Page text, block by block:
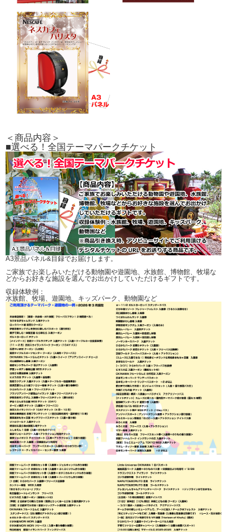
＜商品内容＞
■選べる！全国テーマパークチケット
A3景品パネル&目録でお届けします。
ご家族でお楽しみいただける動物園や遊園地、水族館、博物館、牧場な
どからお好きな施設を選んでお出かけしていただけるギフトです。
収録体験例：
水族館、牧場、遊園地、キッズパーク、動物園など